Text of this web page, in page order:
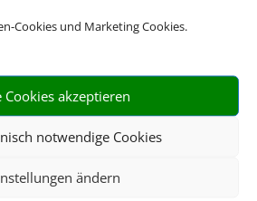
Cookies und Marketing Cookies.
Cookies akzeptieren
notwendige Cookies
ändern